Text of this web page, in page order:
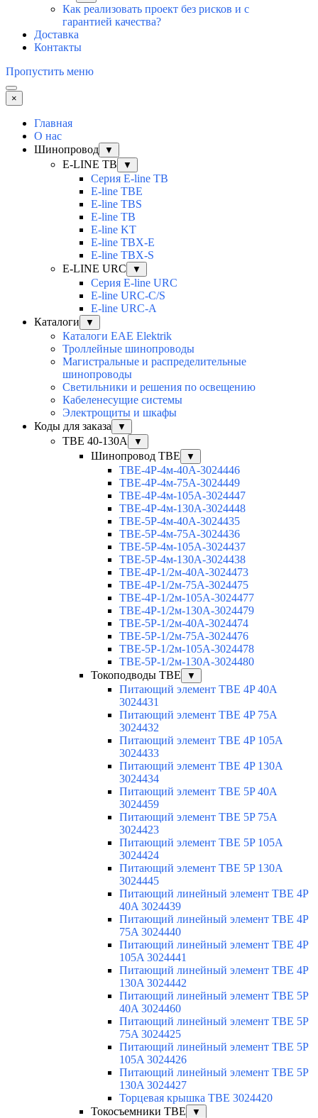
Как реализовать проект без рисков и с
гарантией качества?
Доставка
Контакты
Пропустить меню
×
Главная
О нас
Шинопровод
▼
E-LINE TB ▼
Серия E-line TB
E-line TBE
E-line TBS
E-line TB
E-line KT
E-line TBX-E
E-line TBX-S
E-LINE URC
▼
Серия E-line URC
E-line URC-C/S
E-line URC-A
Каталоги
▼
Каталоги EAE Elektrik
Троллейные шинопроводы
Магистральные и распределительные
шинопроводы
Светильники и решения по освещению
Кабеленесущие системы
Электрощиты и шкафы
Коды для заказа
▼
TBE 40-130A ▼
Шинопровод TBE ▼
TBE-4P-4м-40A-3024446
TBE-4P-4м-75A-3024449
TBE-4P-4м-105A-3024447
TBE-4P-4м-130A-3024448
TBE-5P-4м-40A-3024435
TBE-5P-4м-75A-3024436
TBE-5P-4м-105A-3024437
TBE-5P-4м-130A-3024438
TBE-4P-1/2м-40A-3024473
TBE-4P-1/2м-75A-3024475
TBE-4P-1/2м-105A-3024477
TBE-4P-1/2м-130A-3024479
TBE-5P-1/2м-40A-3024474
TBE-5P-1/2м-75A-3024476
TBE-5P-1/2м-105A-3024478
TBE-5P-1/2м-130A-3024480
Токоподводы TBE
▼
Питающий элемент TBE 4P 40A
3024431
Питающий элемент TBE 4P 75A
3024432
Питающий элемент TBE 4P 105A
3024433
Питающий элемент TBE 4P 130A
3024434
Питающий элемент TBE 5P 40A
3024459
Питающий элемент TBE 5P 75A
3024423
Питающий элемент TBE 5P 105A
3024424
Питающий элемент TBE 5P 130A
3024445
Питающий линейный элемент TBE 4P
40A 3024439
Питающий линейный элемент TBE 4P
75A 3024440
Питающий линейный элемент TBE 4P
105A 3024441
Питающий линейный элемент TBE 4P
130A 3024442
Питающий линейный элемент TBE 5P
40A 3024460
Питающий линейный элемент TBE 5P
75A 3024425
Питающий линейный элемент TBE 5P
105A 3024426
Питающий линейный элемент TBE 5P
130A 3024427
Торцевая крышка TBE 3024420
Токосъемники TBE
▼